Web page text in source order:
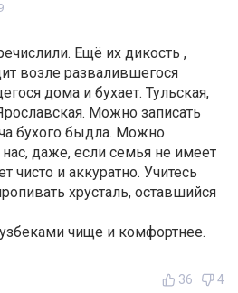
Ещё их дикость ,
возле развалившегося
дома и бухает. Тульская,
Можно записать
бухого быдла. Можно
даже, если семья не имеет
чисто и аккуратно. Учитесь
хрусталь, оставшийся
чище и комфортнее.
36 4